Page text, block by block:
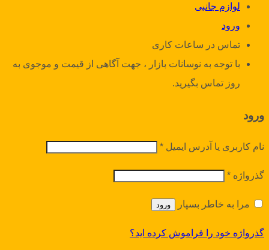
لوازم جانبی
ورود
تماس در ساعات کاری
با توجه به نوسانات بازار ، جهت آگاهی از قیمت و موجوی به
روز تماس بگیرید.
ورود
نام کاربری یا آدرس ایمیل *
گذرواژه *
مرا به خاطر بسپار ورود
گذرواژه خود را فراموش کرده اید؟